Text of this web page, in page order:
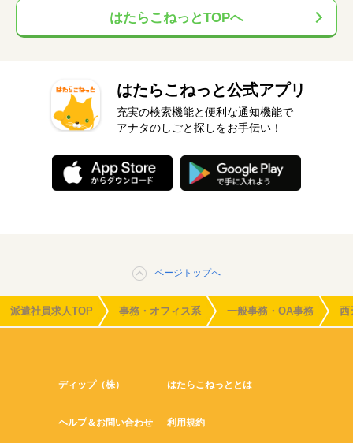
はたらこねっとTOPへ
はたらこねっと公式アプリ
充実の検索機能と便利な通知機能で
アナタのしごと探しをお手伝い！
ページトップへ
派遣社員求人TOP 事務・オフィス系 一般事務・OA事務
ディップ（株） はたらこねっととは
ヘルプ＆お問い合わせ 利用規約